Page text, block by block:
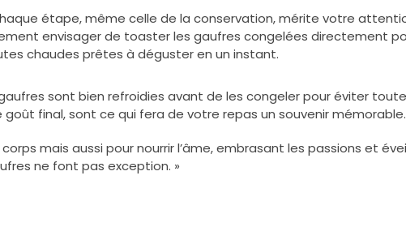
étape, même celle de la conservation, mérite votre
envisager de toaster les gaufres congelées directement
chaudes prêtes à déguster en un instant.
sont bien refroidies avant de les congeler pour éviter
final, sont ce qui fera de votre repas un souvenir mémorable.
mais aussi pour nourrir l’âme, embrasant les passions et
ne font pas exception. »